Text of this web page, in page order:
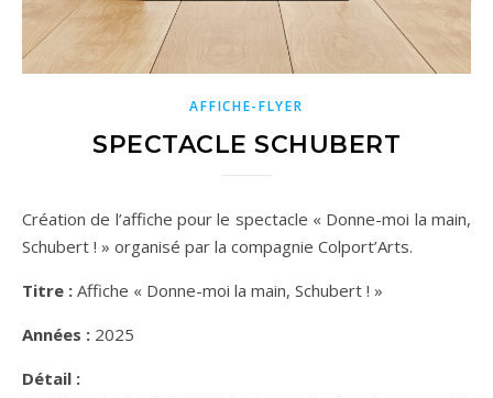
AFFICHE-FLYER
SPECTACLE SCHUBERT
Création de l’affiche pour le spectacle « Donne-moi la main,
Schubert ! » organisé par la compagnie Colport’Arts.
Titre : Affiche « Donne-moi la main, Schubert ! »
Années : 2025
Détail :